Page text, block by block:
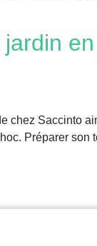
Saccinto
Préparer son